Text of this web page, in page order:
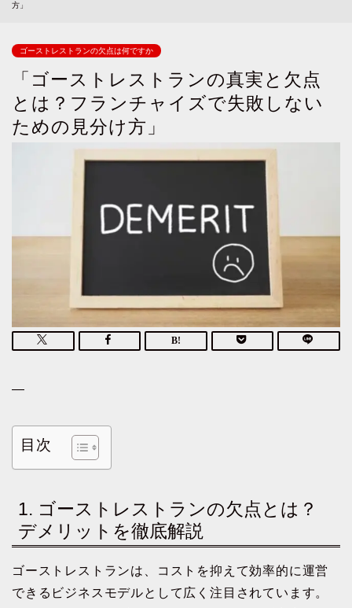
方」
ゴーストレストランの欠点は何ですか
「ゴーストレストランの真実と欠点
とは？フランチャイズで失敗しない
ための見分け方」
—
目次
1. ゴーストレストランの欠点とは？
デメリットを徹底解説
ゴーストレストランは、コストを抑えて効率的に運営
できるビジネスモデルとして広く注目されています。